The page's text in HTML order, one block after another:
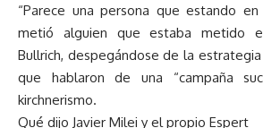
“Parece una persona que estando
metió alguien que estaba metido
Bullrich, despegándose de la
que hablaron de una “campaña
kirchnerismo.
Qué dijo Javier Milei y el propio Espert